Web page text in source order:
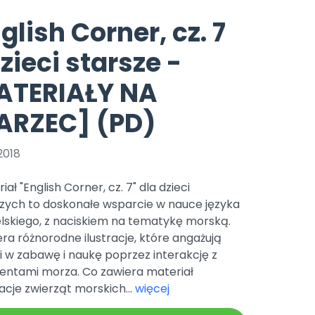
Pomoc
Nowości
Zapowiedzi
Polecamy
Promocje
czerwca 2024 r. uzyskała
r. Nr decyzji:
Online.
Bliżej Pieska
Pomoc zwierzętom
Książka (dla) Przedszkolaka
Promowanie czytelnictwa
TikTok
Zobacz nas na TikToku
YouTube
Corner, cz. 7
starsze -
NA
(PD)
"English Corner, cz. 7" dla dzieci
to doskonałe wsparcie w nauce języka
z naciskiem na tematykę morską.
różnorodne ilustracje, które angażują
w zabawę i naukę poprzez interakcję z
morza. Co zawiera materiał
zwierząt morskich... więcej